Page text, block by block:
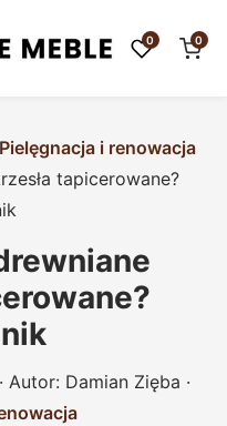
0 0
Pielęgnacja i renowacja
tapicerowane?
· Autor: Damian Zięba ·